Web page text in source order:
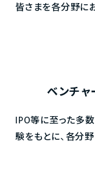
皆さまを各分野に
ベンチャ
IPO等に至った多
験をもとに、各分